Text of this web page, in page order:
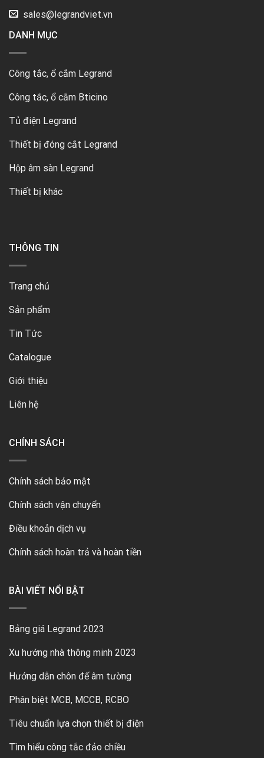
sales@legrandviet.vn
DANH MỤC
Công tắc, ổ cắm Legrand
Công tắc, ổ cắm Bticino
Tủ điện Legrand
Thiết bị đóng cắt Legrand
Hộp âm sàn Legrand
Thiết bị khác
THÔNG TIN
Trang chủ
Sản phẩm
Tin Tức
Catalogue
Giới thiệu
Liên hệ
CHÍNH SÁCH
Chính sách bảo mật
Chính sách vận chuyển
Điều khoản dịch vụ
Chính sách hoàn trả và hoàn tiền
BÀI VIẾT NỔI BẬT
Bảng giá Legrand 2023
Xu hướng nhà thông minh 2023
Hướng dẫn chôn đế âm tường
Phân biệt MCB, MCCB, RCBO
Tiêu chuẩn lựa chọn thiết bị điện
Tìm hiểu công tắc đảo chiều